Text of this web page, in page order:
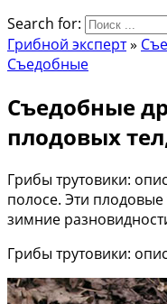
Search for:
Грибной эксперт»
Съедобные
Съедобные
плодовых
Грибы трутовики:
полосе. Эти
зимние
Грибы трутовики: